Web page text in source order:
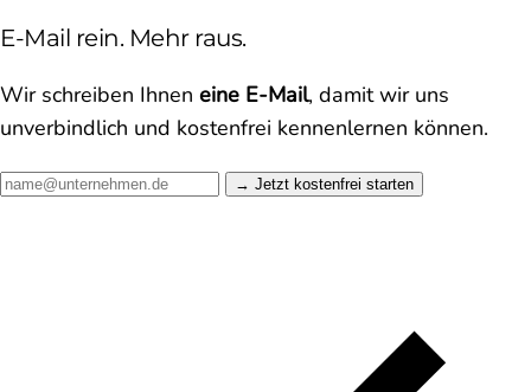
E-Mail rein. Mehr raus.
Wir schreiben Ihnen eine E-Mail, damit wir uns
unverbindlich und kostenfrei kennenlernen können.
Jetzt kostenfrei starten →